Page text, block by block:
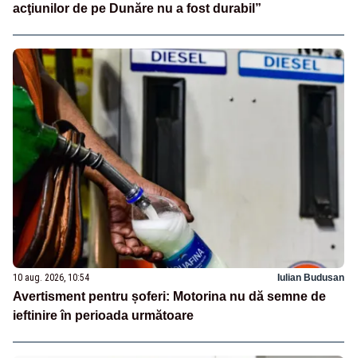
acţiunilor de pe Dunăre nu a fost durabil”
10 aug. 2026, 10:54 Iulian Budusan
Avertisment pentru șoferi: Motorina nu dă semne de
ieftinire în perioada următoare